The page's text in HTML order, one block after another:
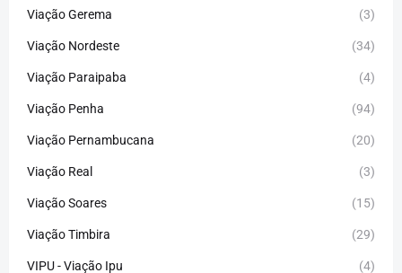
Viação Gerema (3)
Viação Nordeste (34)
Viação Paraipaba (4)
Viação Penha (94)
Viação Pernambucana (20)
Viação Real (3)
Viação Soares (15)
Viação Timbira (29)
VIPU - Viação Ipu (4)